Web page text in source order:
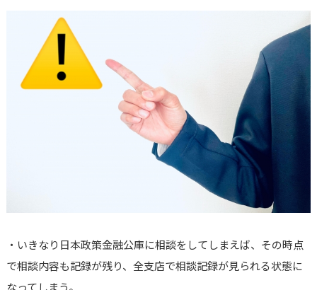
・いきなり日本政策金融公庫に相談をしてしまえば、その時点
で相談内容も記録が残り、全支店で相談記録が見られる状態に